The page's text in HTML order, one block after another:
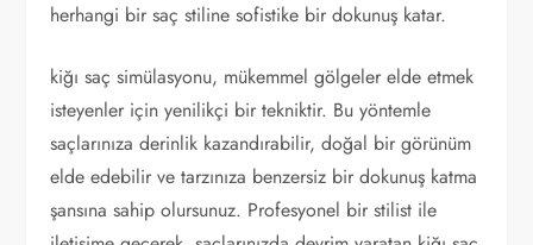
herhangi bir saç stiline sofistike bir dokunuş katar.
kiğı saç simülasyonu, mükemmel gölgeler elde etmek
isteyenler için yenilikçi bir tekniktir. Bu yöntemle
saçlarınıza derinlik kazandırabilir, doğal bir görünüm
elde edebilir ve tarzınıza benzersiz bir dokunuş katma
şansına sahip olursunuz. Profesyonel bir stilist ile